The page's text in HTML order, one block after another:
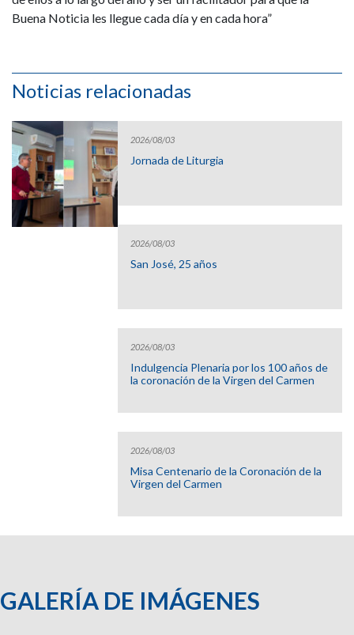
Buena Noticia les llegue cada día y en cada hora”
Noticias relacionadas
2026/08/03
Jornada de Liturgia
2026/08/03
San José, 25 años
2026/08/03
Indulgencia Plenaria por los 100 años de
la coronación de la Virgen del Carmen
2026/08/03
Misa Centenario de la Coronación de la
Virgen del Carmen
GALERÍA DE IMÁGENES